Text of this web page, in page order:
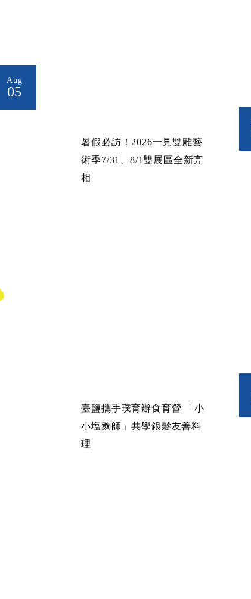
Aug
05
暑假必訪！2026一見雙雕藝
術季7/31、8/1雙展區全新亮
相
臺鹽攜手璞育辦食育營 「小
小塩麴師」共學銀髮友善料
理